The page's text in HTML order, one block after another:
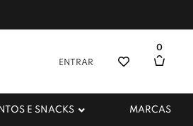
ENTRAR
0
E SNACKS MARCAS